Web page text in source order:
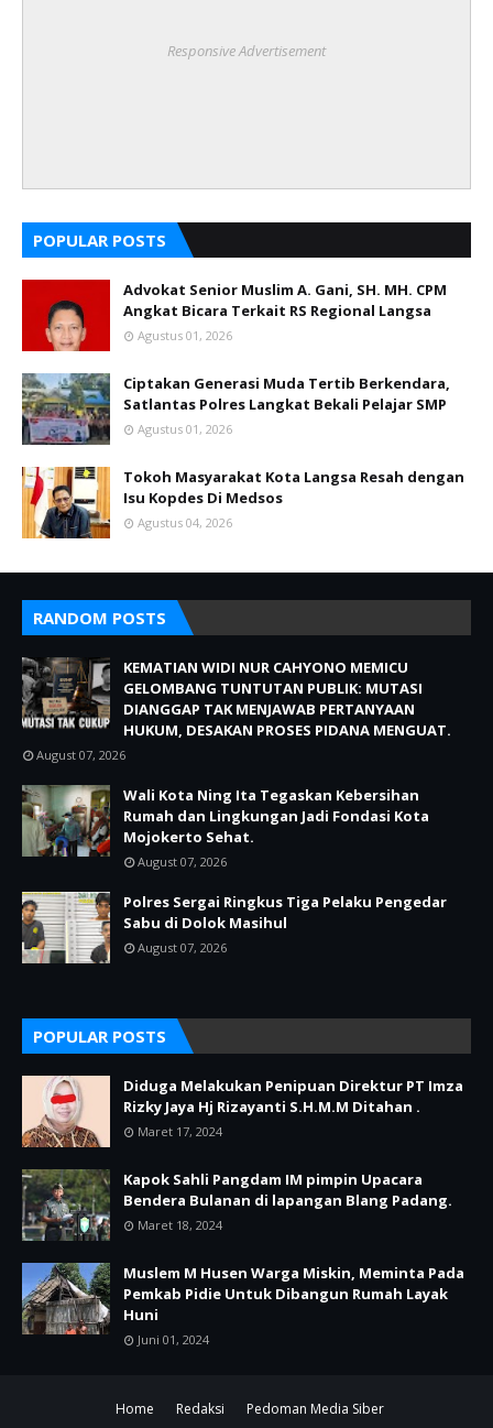
Responsive Advertisement
POPULAR POSTS
Advokat Senior Muslim A. Gani, SH. MH. CPM
Angkat Bicara Terkait RS Regional Langsa
Agustus 01, 2026
Ciptakan Generasi Muda Tertib Berkendara,
Satlantas Polres Langkat Bekali Pelajar SMP
Agustus 01, 2026
Tokoh Masyarakat Kota Langsa Resah dengan
Isu Kopdes Di Medsos
Agustus 04, 2026
RANDOM POSTS
KEMATIAN WIDI NUR CAHYONO MEMICU
GELOMBANG TUNTUTAN PUBLIK: MUTASI
DIANGGAP TAK MENJAWAB PERTANYAAN
HUKUM, DESAKAN PROSES PIDANA MENGUAT.
August 07, 2026
Wali Kota Ning Ita Tegaskan Kebersihan
Rumah dan Lingkungan Jadi Fondasi Kota
Mojokerto Sehat.
August 07, 2026
Polres Sergai Ringkus Tiga Pelaku Pengedar
Sabu di Dolok Masihul
August 07, 2026
POPULAR POSTS
Diduga Melakukan Penipuan Direktur PT Imza
Rizky Jaya Hj Rizayanti S.H.M.M Ditahan .
Maret 17, 2024
Kapok Sahli Pangdam IM pimpin Upacara
Bendera Bulanan di lapangan Blang Padang.
Maret 18, 2024
Muslem M Husen Warga Miskin, Meminta Pada
Pemkab Pidie Untuk Dibangun Rumah Layak
Huni
Juni 01, 2024
Home Redaksi Pedoman Media Siber